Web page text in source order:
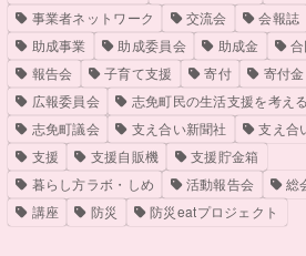
事業者ネットワーク
交流会
会報誌
助成事業
助成委員会 助成金
報告会
子育て支援 寄付
寄付金
広報委員会
志免町民の生活支援を考え
志免町議会
支え合い新聞社
支え合
支援
支援自販機
支援貯金箱
暮らし方ラボ・しめ
活動報告会
総
講座
防災 防災eatプロジェクト